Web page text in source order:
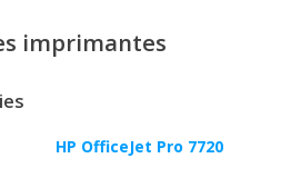
imprimantes
HP OfficeJet Pro 7720